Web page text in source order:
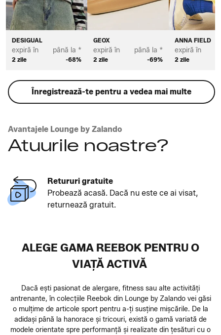
DESIGUAL
expiră în
2 zile
până la *
-68%
GEOX
expiră în
2 zile
până la *
-69%
ANNA FIELD
expiră în
2 zile
Înregistrează-te pentru a vedea mai multe
Avantajele Lounge by Zalando
Atuurile noastre?
Retururi gratuite
Probează acasă. Dacă nu este ce ai visat,
returnează gratuit.
ALEGE GAMA REEBOK PENTRU O
VIAȚĂ ACTIVĂ
Dacă ești pasionat de alergare, fitness sau alte activități
antrenante, în colecțiile Reebok din Lounge by Zalando vei găsi
o mulțime de articole sport pentru a-ți susține mișcările. De la
adidași până la hanorace și tricouri, există o gamă variată de
modele orientate spre performanță și realizate din țesături cu o